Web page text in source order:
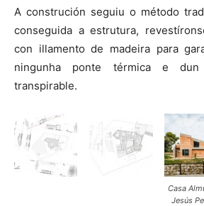
A construción seguiu o método
conseguida a estrutura,
con illamento de madeira para
ningunha ponte térmica e
transpirable.
Casa
Jesús